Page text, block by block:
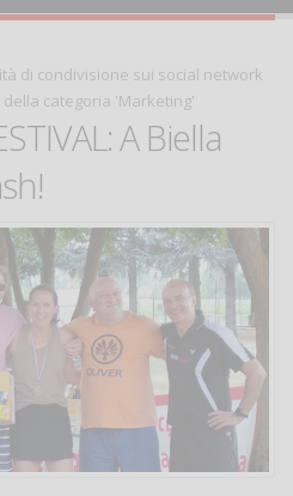
di condivisione sui social network
della categoria 'Marketing'
A Biella